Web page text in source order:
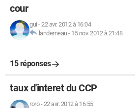
cour
gui -22 avr. 2012 à 16:04
landerneau- 15 nov. 2012 à 21:48
15 réponses
taux d'interet du CCP
roro-22 avr. 2012 à 16:55